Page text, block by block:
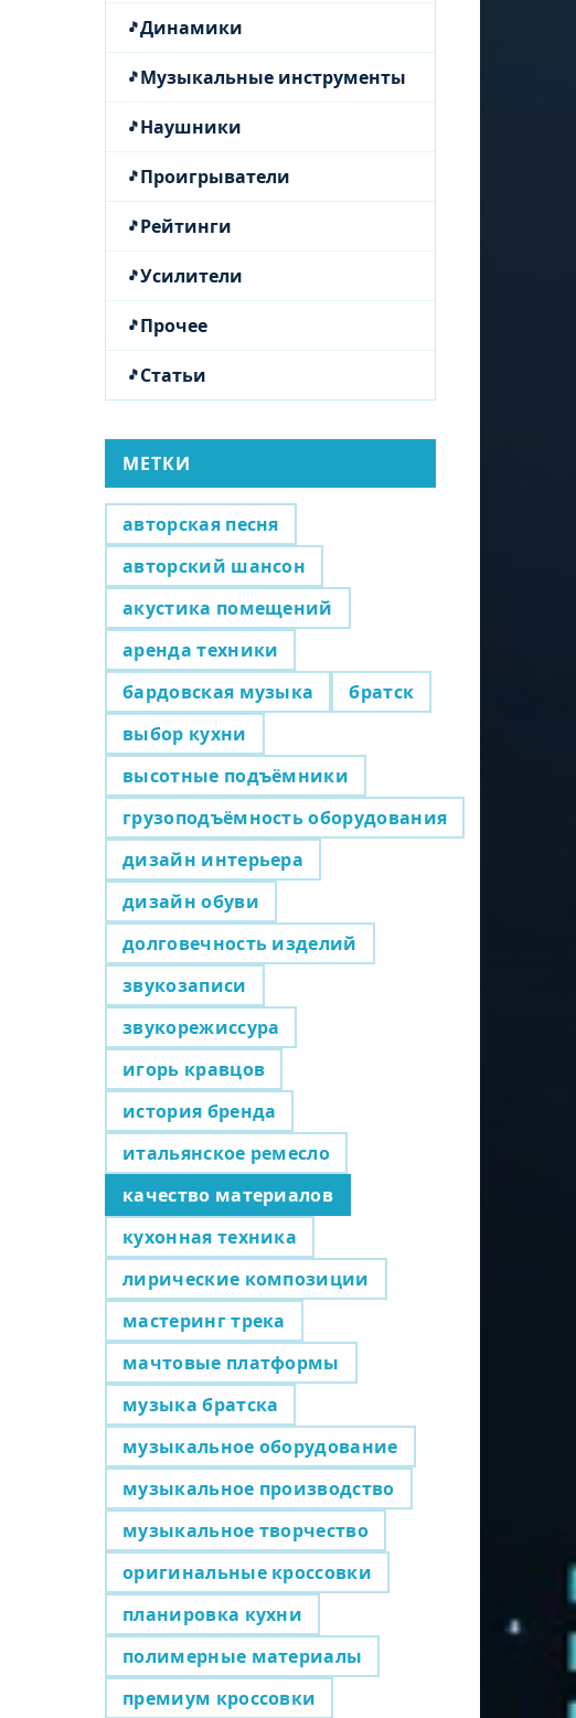
Динамики
Музыкальные инструменты
Наушники
Проигрыватели
Рейтинги
Усилители
Прочее
Статьи
МЕТКИ
авторская песня
авторский шансон
акустика помещений
аренда техники
бардовская музыка
братск
выбор кухни
высотные подъёмники
грузоподъёмность оборудования
дизайн интерьера
дизайн обуви
долговечность изделий
звукозаписи
звукорежиссура
игорь кравцов
история бренда
итальянское ремесло
качество материалов
кухонная техника
лирические композиции
мастеринг трека
мачтовые платформы
музыка братска
музыкальное оборудование
музыкальное производство
музыкальное творчество
оригинальные кроссовки
планировка кухни
полимерные материалы
премиум кроссовки